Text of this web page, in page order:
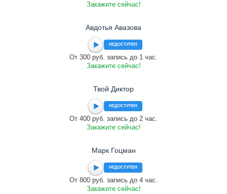
Закажите сейчас!
Авдотья Авазова
НЕДОСТУПЕН
От 300 руб. запись до 1 час.
Закажите сейчас!
Твой Диктор
НЕДОСТУПЕН
От 400 руб. запись до 2 час.
Закажите сейчас!
Марк Гоцман
НЕДОСТУПЕН
От 800 руб. запись до 4 час.
Закажите сейчас!